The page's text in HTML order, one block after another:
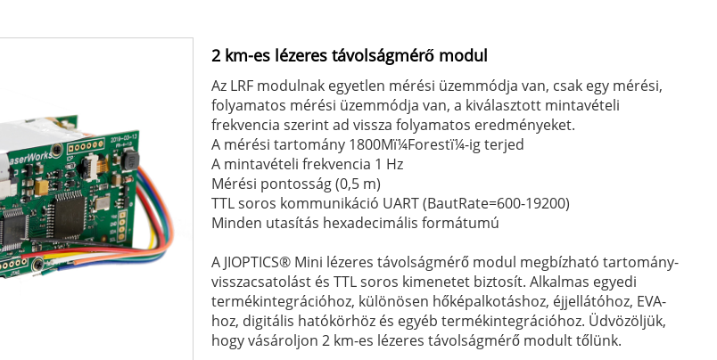
2 km-es lézeres távolságmérő modul
Az LRF modulnak egyetlen mérési üzemmódja van, csak egy mérési,
folyamatos mérési üzemmódja van, a kiválasztott mintavételi
frekvencia szerint ad vissza folyamatos eredményeket.
A mérési tartomány 1800Mï¼Forestï¼-ig terjed
A mintavételi frekvencia 1 Hz
Mérési pontosság (0,5 m)
TTL soros kommunikáció UART (BautRate=600-19200)
Minden utasítás hexadecimális formátumú
A JIOPTICS® Mini lézeres távolságmérő modul megbízható tartomány-
visszacsatolást és TTL soros kimenetet biztosít. Alkalmas egyedi
termékintegrációhoz, különösen hőképalkotáshoz, éjjellátóhoz, EVA-
hoz, digitális hatókörhöz és egyéb termékintegrációhoz. Üdvözöljük,
hogy vásároljon 2 km-es lézeres távolságmérő modult tőlünk.